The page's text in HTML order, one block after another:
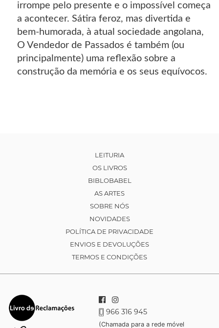
irrompe pelo presente e o impossível começa
a acontecer. Sátira feroz, mas divertida e
bem-humorada, à atual sociedade angolana,
O Vendedor de Passados é também (ou
principalmente) uma reflexão sobre a
construção da memória e os seus equívocos.
LEITURIA
OS LIVROS
BIBLOBABEL
AS ARTES
SOBRE NÓS
NOVIDADES
POLÍTICA DE PRIVACIDADE
ENVIOS E DEVOLUÇÕES
TERMOS E CONDIÇÕES
966 316 945
(Chamada para a rede móvel